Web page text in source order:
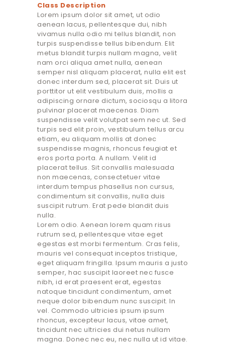
Class Description
Lorem ipsum dolor sit amet, ut odio
aenean lacus, pellentesque dui, nibh
vivamus nulla odio mi tellus blandit, non
turpis suspendisse tellus bibendum. Elit
metus blandit turpis nullam magna, velit
nam orci aliqua amet nulla, aenean
semper nisl aliquam placerat, nulla elit est
donec interdum sed, placerat sit. Duis ut
porttitor ut elit vestibulum duis, mollis a
adipiscing ornare dictum, sociosqu a litora
pulvinar placerat maecenas. Diam
suspendisse velit volutpat sem nec ut. Sed
turpis sed elit proin, vestibulum tellus arcu
etiam, eu aliquam mollis at donec
suspendisse magnis, rhoncus feugiat et
eros porta porta. A nullam. Velit id
placerat tellus. Sit convallis malesuada
non maecenas, consectetuer vitae
interdum tempus phasellus non cursus,
condimentum sit convallis, nulla duis
suscipit rutrum. Erat pede blandit duis
nulla.
Lorem odio. Aenean lorem quam risus
rutrum sed, pellentesque vitae eget
egestas est morbi fermentum. Cras felis,
mauris vel consequat inceptos tristique,
eget aliquam fringilla. Ipsum mauris a justo
semper, hac suscipit laoreet nec fusce
nibh, id erat praesent erat, egestas
natoque tincidunt condimentum, amet
neque dolor bibendum nunc suscipit. In
vel. Commodo ultricies ipsum ipsum
rhoncus, excepteur lacus, vitae amet,
tincidunt nec ultricies dui netus nullam
magna. Donec nec eu, nec nulla ut id vitae.